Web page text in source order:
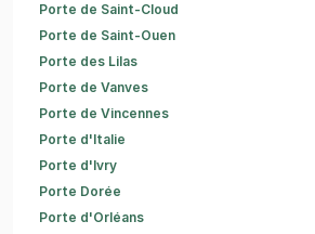
Porte de Saint-Cloud
Porte de Saint-Ouen
Porte des Lilas
Porte de Vanves
Porte de Vincennes
Porte d'Italie
Porte d'Ivry
Porte Dorée
Porte d'Orléans